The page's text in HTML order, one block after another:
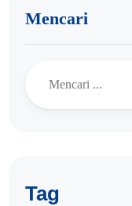
Mencari
Tag